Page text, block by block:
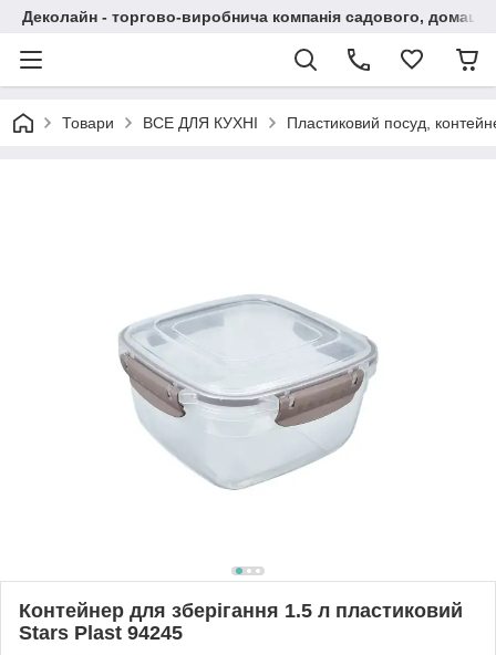
Деколайн - торгово-виробнича компанія садового,
Товари ВСЕ ДЛЯ КУХНІ Пластиковий посуд,
Контейнер для зберігання 1.5 л пластиковий
Stars Plast 94245